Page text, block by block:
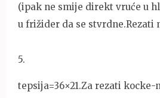
(ipak ne smije direkt vruće u
u frižider da se stvrdne.Rezati
5.
tepsija=36×21.Za rezati